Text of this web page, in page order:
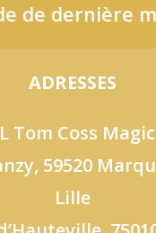
de dernière
ADRESSES
Tom Coss
59520
Lille